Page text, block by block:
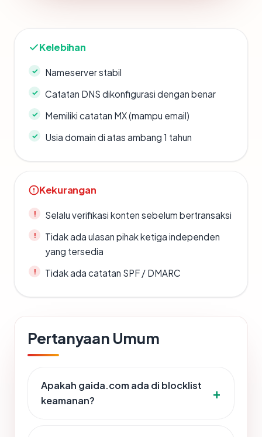
Kelebihan
Nameserver stabil
Catatan DNS dikonfigurasi dengan benar
Memiliki catatan MX (mampu email)
Usia domain di atas ambang 1 tahun
Kekurangan
Selalu verifikasi konten sebelum bertransaksi
Tidak ada ulasan pihak ketiga independen
yang tersedia
Tidak ada catatan SPF / DMARC
Pertanyaan Umum
Apakah gaida.com ada di blocklist
keamanan?